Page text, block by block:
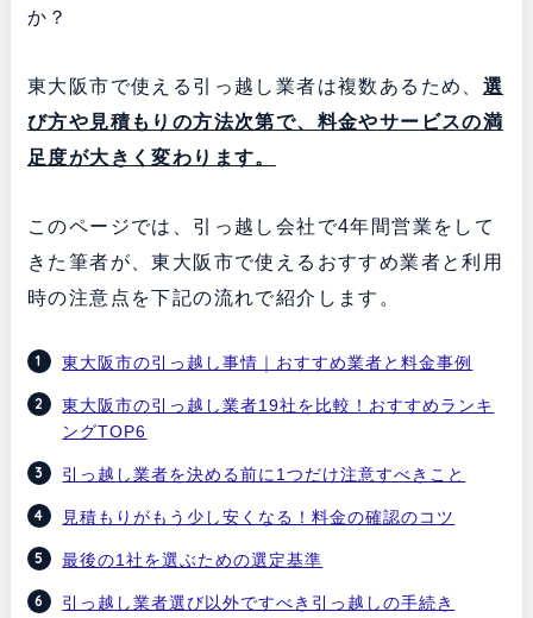
か？
東大阪市で使える引っ越し業者は複数あるため、 選
び方や見積もりの方法次第で、料金やサービスの満
足度が大きく変わります。
このページでは、引っ越し会社で4年間営業をして
きた筆者が、東大阪市で使えるおすすめ業者と利用
時の注意点を下記の流れで紹介します。
東大阪市の引っ越し事情｜おすすめ業者と料金事例
東大阪市の引っ越し業者19社を比較！おすすめランキ
ングTOP6
引っ越し業者を決める前に1つだけ注意すべきこと
見積もりがもう少し安くなる！料金の確認のコツ
最後の1社を選ぶための選定基準
引っ越し業者選び以外ですべき引っ越しの手続き